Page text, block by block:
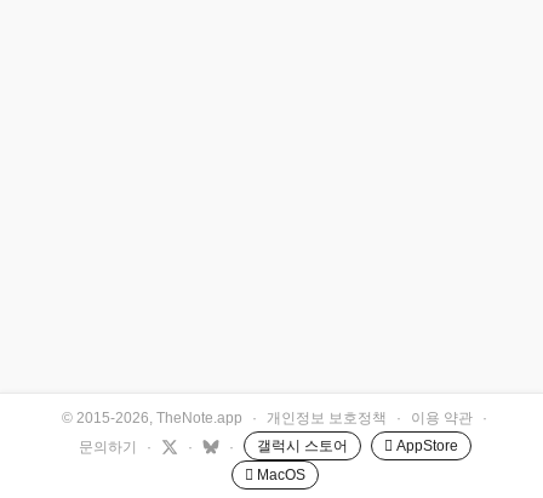
© 2015-2026, TheNote.app · 개인정보 보호정책 · 이용 약관
·
문의하기
· · · 갤럭시 스토어
 AppStore
 MacOS